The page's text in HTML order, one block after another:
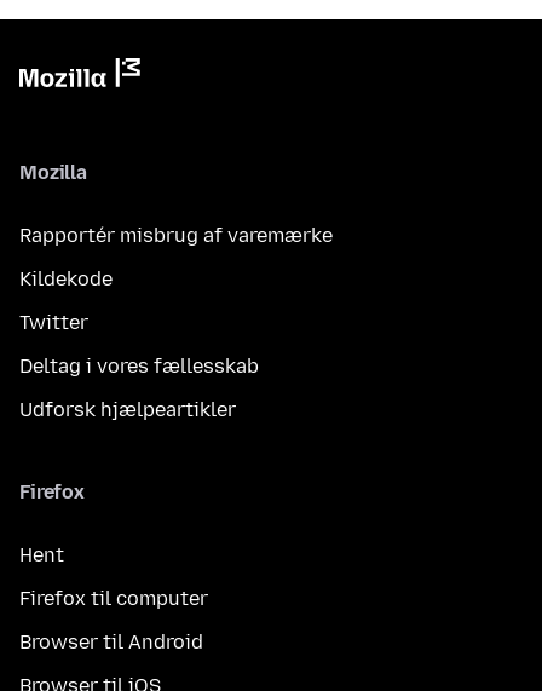
Mozilla
Rapportér misbrug af varemærke
Kildekode
Twitter
Deltag i vores fællesskab
Udforsk hjælpeartikler
Firefox
Hent
Firefox til computer
Browser til Android
Browser til iOS